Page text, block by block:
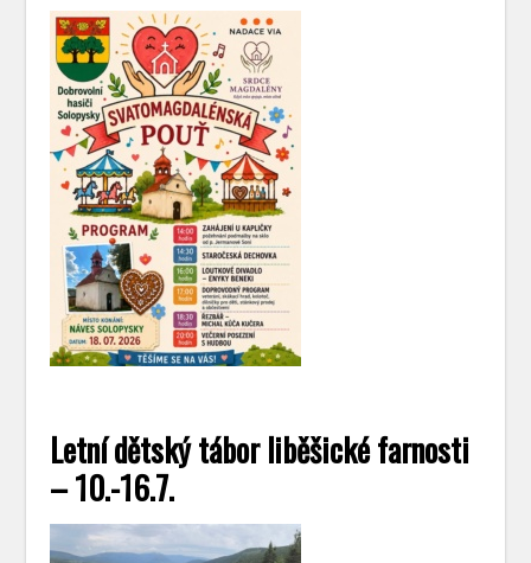
Letní dětský tábor liběšické farnosti
– 10.-16.7.